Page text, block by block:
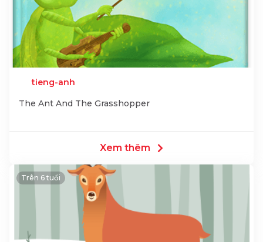
tieng-anh
The Ant And The Grasshopper
Xem thêm
Trên 6 tuổi